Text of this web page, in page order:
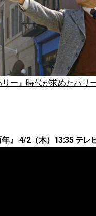
リー』時代が求めたハリ
年』 4/2（木）13:35 テレ